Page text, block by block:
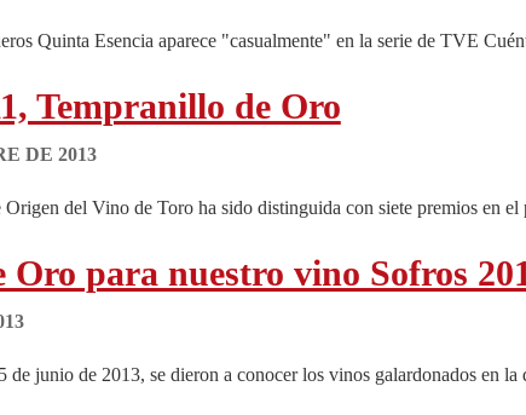
Quinta Esencia aparece "casualmente" en la serie de TVE
Tempranillo de Oro
DE 2013
del Vino de Toro ha sido distinguida con siete premios en el
Oro para nuestro vino Sofros
de junio de 2013, se dieron a conocer los vinos galardonados en